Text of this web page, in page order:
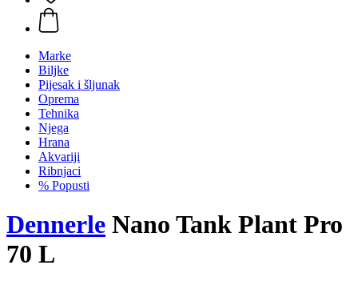
Marke
Biljke
Pijesak i šljunak
Oprema
Tehnika
Njega
Hrana
Akvariji
Ribnjaci
% Popusti
Dennerle Nano Tank Plant Pro
70 L